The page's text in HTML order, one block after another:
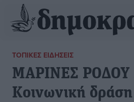
ΤΟΠΙΚΈΣ ΕΙΔΉΣΕΙΣ
ΜΑΡΙΝΕΣ ΡΟΔΟΥ
Κοινωνική